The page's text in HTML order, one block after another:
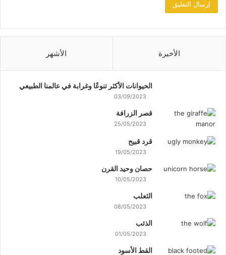
الأخيرة الأشهر
الحيوانات الأكثر تنوعًا وغرابة في عالمنا الطبيعي
03/09/2023
قصر الزرافة
25/05/2023
قرد قبيح
19/05/2023
حصان وحيد القرن
10/05/2023
الثعلب
08/05/2023
الذئب
01/05/2023
القط الأسود